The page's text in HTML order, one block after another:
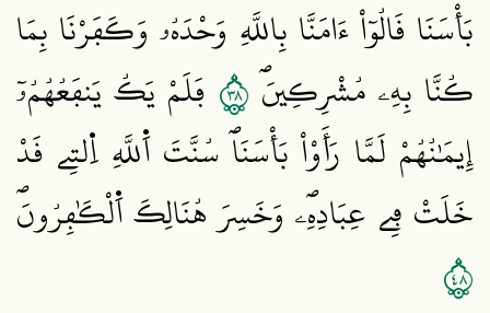
بَأْسَنَا قَالُوٓاْ ءَامَنَّا بِاللَّهِ وَحْدَهُۥ وَكَفَرْنَا بِمَا
كُنَّا بِهِۦ مُشْرِكِينَۖ٨٣ فَلَمْ يَكُ يَنفَعُهُمُۥٓ
إِيمَٰنُهُمْ لَمَّا رَأَوْاْ بَأْسَنَاۖ سُنَّتَ اَ۬للَّهِ اِ۬لتِے قَدْ
خَلَتْ فِے عِبَادِهِۦۖ وَخَسِرَ هُنَالِكَ اَ۬لْكَٰفِرُونَۖ
٨٤